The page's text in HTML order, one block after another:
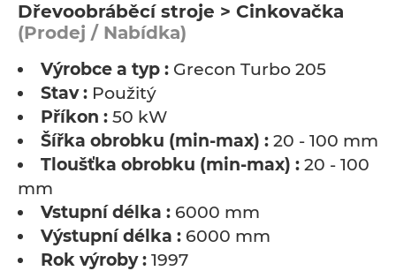
Dřevoobráběcí stroje > Cinkovačka
(Prodej / Nabídka)
Výrobce a typ : Grecon Turbo 205
Stav : Použitý
Příkon : 50 kW
Šířka obrobku (min-max) : 20 - 100 mm
Tloušťka obrobku (min-max) : 20 - 100
mm
Vstupní délka : 6000 mm
Výstupní délka : 6000 mm
Rok výroby : 1997